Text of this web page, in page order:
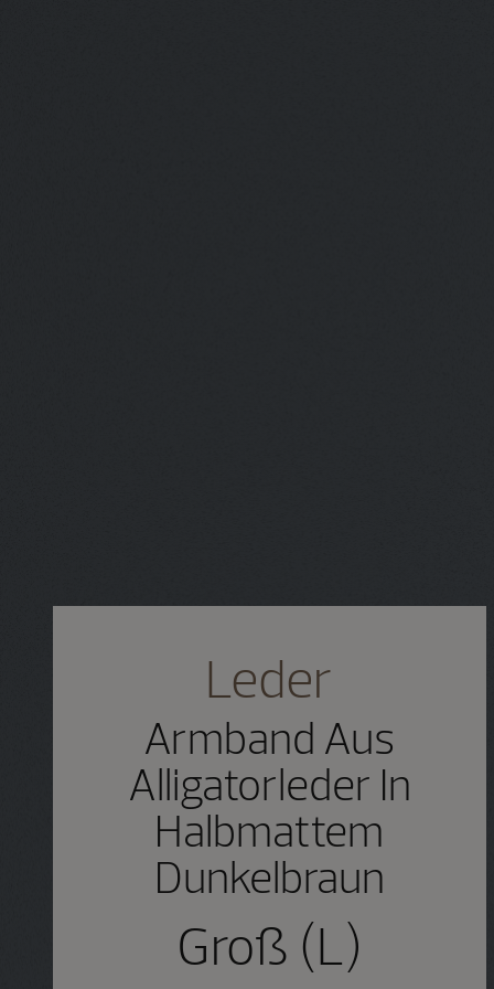
Leder
Armband Aus
Alligatorleder In
Halbmattem
Dunkelbraun
Groß (L)